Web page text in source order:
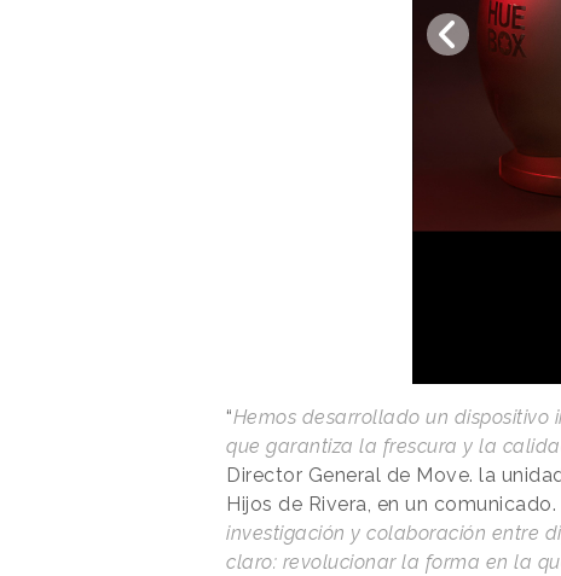
“Hemos desarrollado un dispositivo
que garantiza la frescura y la
Director General de Move. la
Hijos de Rivera, en un comunicado.
investigación y colaboración entre
claro: revolucionar la forma en la